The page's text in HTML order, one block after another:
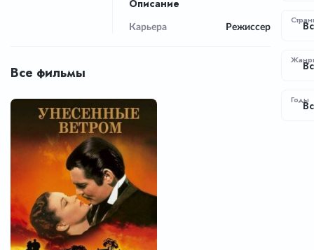
Описание
Карьера Режиссер
Все фильмы
Годы